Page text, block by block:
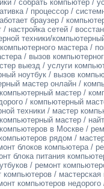
/ собрать компьютер /
/ процессор /
браузер /
/ настройка сетей /
техники/
мастера /
/ вызов
выезд / услуги
ноутбук / вызов
мастер онлайн /
мастер /
/ компьютерный
техники / мастер
мастер /
в Москве /
рядом /
блоков компьютера /
блока питания
/ ремонт
компьютеров / мастерская
компьютеров недорого